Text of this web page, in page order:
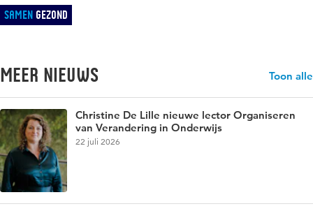
Samen Gezond
Meer nieuws Toon alle
Christine De Lille nieuwe lector Organiseren
van Verandering in Onderwijs
22 juli 2026